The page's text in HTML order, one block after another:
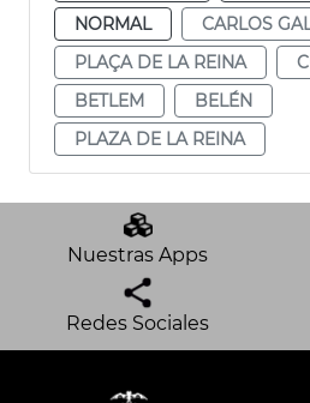
NORMAL
CARLOS
PLAÇA DE LA REINA
BETLEM
BELÉN
PLAZA DE LA REINA
Nuestras Apps
Redes Sociales